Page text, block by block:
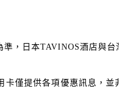
，日本TAVINOS酒店與
僅提供各項優惠訊息，